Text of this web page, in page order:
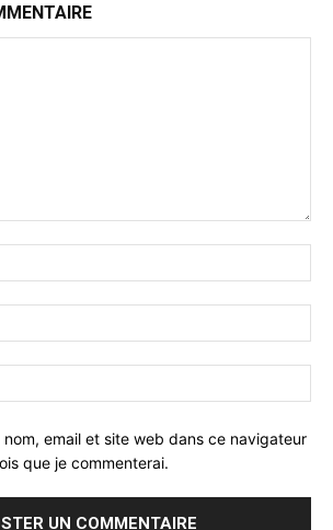
nom, email et site web dans ce navigateur
que je commenterai.